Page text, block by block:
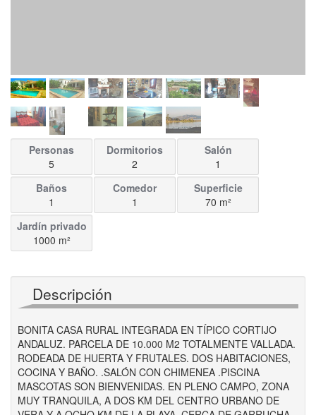
Personas
5
Dormitorios
2
Salón
1
Baños
1
Comedor
1
Superficie
70 m²
Jardín privado
1000 m²
Descripción
BONITA CASA RURAL INTEGRADA EN TÍPICO CORTIJO
ANDALUZ. PARCELA DE 10.000 M2 TOTALMENTE VALLADA.
RODEADA DE HUERTA Y FRUTALES. DOS HABITACIONES,
COCINA Y BAÑO. .SALÓN CON CHIMENEA .PISCINA
MASCOTAS SON BIENVENIDAS. EN PLENO CAMPO, ZONA
MUY TRANQUILA, A DOS KM DEL CENTRO URBANO DE